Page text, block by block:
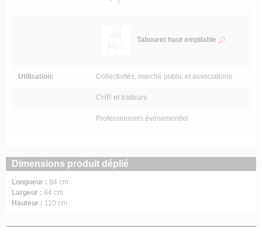
Tabouret haut empilable
Utilisation: Collectivités, marché public et associations
CHR et traiteurs
Professionnels événementiel
Dimensions produit déplié
Longueur : 84 cm
Largeur : 84 cm
Hauteur : 110 cm